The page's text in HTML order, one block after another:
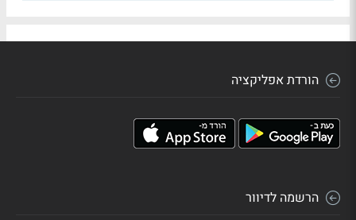
הורדת אפליקציה
הרשמה לדיוור